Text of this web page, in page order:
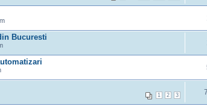
Bucuresti
1 2 3